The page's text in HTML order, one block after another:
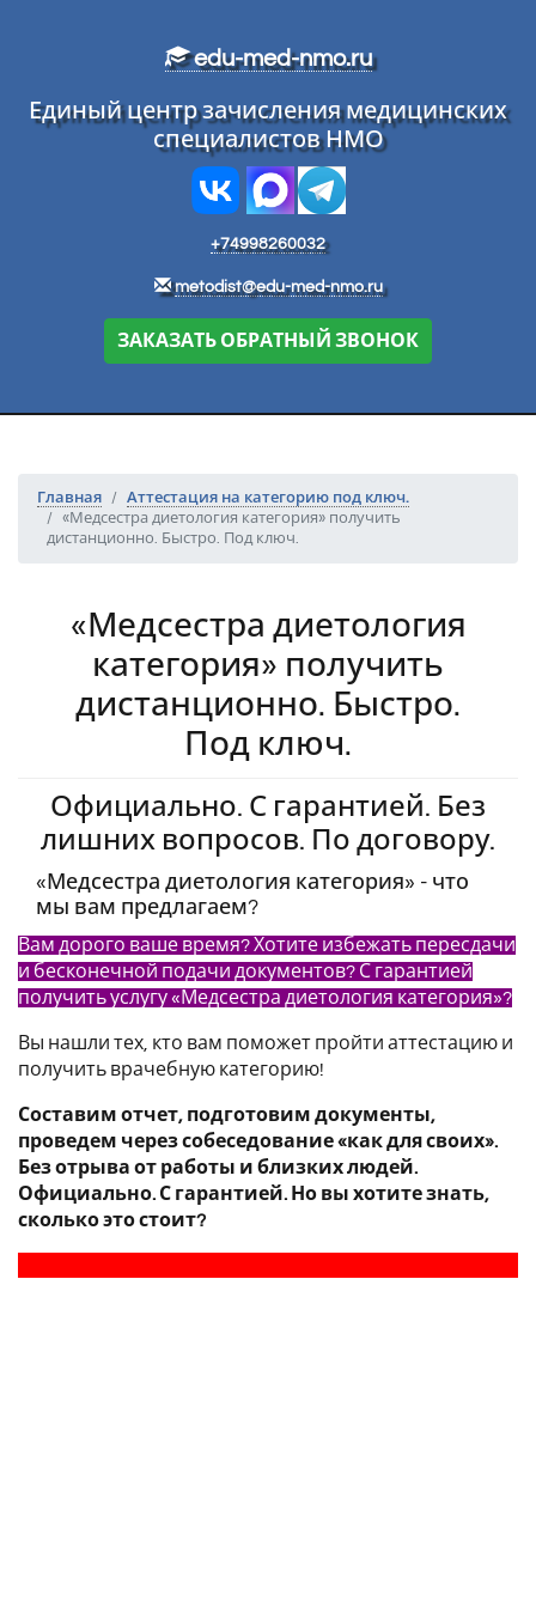
edu-med-nmo.ru
Единый центр зачисления медицинских
специалистов НМО
+74998260032
metodist@edu-med-nmo.ru
ЗАКАЗАТЬ ОБРАТНЫЙ ЗВОНОК
Главная
Аттестация на категорию под ключ.
«Медсестра диетология категория» получить
дистанционно. Быстро. Под ключ.
«Медсестра диетология
категория» получить
дистанционно. Быстро.
Под ключ.
Официально. С гарантией. Без
лишних вопросов. По договору.
«Медсестра диетология категория» - что
мы вам предлагаем?
Вам дорого ваше время? Хотите избежать пересдачи
и бесконечной подачи документов? С гарантией
получить услугу «Медсестра диетология категория»?
Вы нашли тех, кто вам поможет пройти аттестацию и
получить врачебную категорию!
Составим отчет, подготовим документы,
проведем через собеседование «как для своих».
Без отрыва от работы и близких людей.
Официально. С гарантией. Но вы хотите знать,
сколько это стоит?